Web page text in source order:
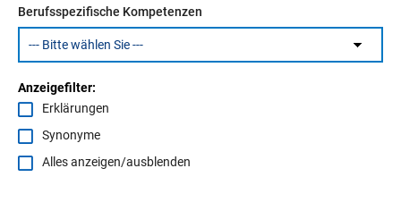
Berufsspezifische Kompetenzen
Anzeigefilter:
Erklärungen
Synonyme
Alles anzeigen/ausblenden